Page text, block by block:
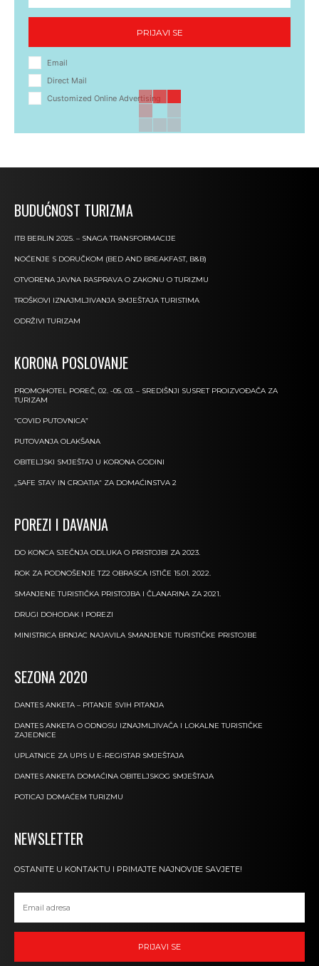
PRIJAVI SE
Email
Direct Mail
Customized Online Advertising
BUDUĆNOST TURIZMA
ITB BERLIN 2025. – SNAGA TRANSFORMACIJE
NOĆENJE S DORUČKOM (BED AND BREAKFAST, B&B)
OTVORENA JAVNA RASPRAVA O ZAKONU O TURIZMU
TROŠKOVI IZNAJMLJIVANJA SMJEŠTAJA TURISTIMA
ODRŽIVI TURIZAM
KORONA POSLOVANJE
PROMOHOTEL POREČ, 02. -05. 03. – SREDIŠNJI SUSRET PROIZVOĐAČA ZA
TURIZAM
“COVID PUTOVNICA”
PUTOVANJA OLAKŠANA
OBITELJSKI SMJEŠTAJ U KORONA GODINI
„SAFE STAY IN CROATIA“ ZA DOMAĆINSTVA 2
POREZI I DAVANJA
DO KONCA SJEČNJA ODLUKA O PRISTOJBI ZA 2023.
ROK ZA PODNOŠENJE TZ2 OBRASCA ISTIČE 15.01. 2022.
SMANJENE TURISTIČKA PRISTOJBA I ČLANARINA ZA 2021.
DRUGI DOHODAK I POREZI
MINISTRICA BRNJAC NAJAVILA SMANJENJE TURISTIČKE PRISTOJBE
SEZONA 2020
DANTES ANKETA – PITANJE SVIH PITANJA
DANTES ANKETA O ODNOSU IZNAJMLJIVAČA I LOKALNE TURISTIČKE
ZAJEDNICE
UPLATNICE ZA UPIS U E-REGISTAR SMJEŠTAJA
DANTES ANKETA DOMAĆINA OBITELJSKOG SMJEŠTAJA
POTICAJ DOMAĆEM TURIZMU
NEWSLETTER
OSTANITE U KONTAKTU I PRIMAJTE NAJNOVIJE SAVJETE!
PRIJAVI SE